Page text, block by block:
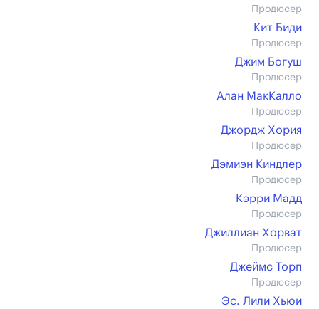
Продюсер
Кит Биди
Продюсер
Джим Богуш
Продюсер
Алан МакКалло
Продюсер
Джордж Хория
Продюсер
Дэмиэн Киндлер
Продюсер
Кэрри Мадд
Продюсер
Джиллиан Хорват
Продюсер
Джеймс Торп
Продюсер
Эс. Лили Хьюи